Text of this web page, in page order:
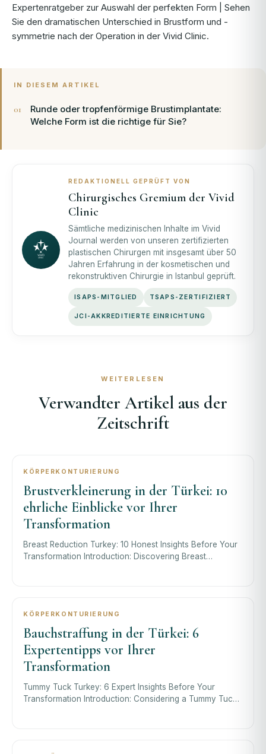
Expertenratgeber zur Auswahl der perfekten Form | Sehen
Sie den dramatischen Unterschied in Brustform und -
symmetrie nach der Operation in der Vivid Clinic.
IN DIESEM ARTIKEL
Runde oder tropfenförmige Brustimplantate:
Welche Form ist die richtige für Sie?
REDAKTIONELL GEPRÜFT VON
Chirurgisches Gremium der Vivid
Clinic
Sämtliche medizinischen Inhalte im Vivid
Journal werden von unseren zertifizierten
plastischen Chirurgen mit insgesamt über 50
Jahren Erfahrung in der kosmetischen und
rekonstruktiven Chirurgie in Istanbul geprüft.
ISAPS-MITGLIED TSAPS-ZERTIFIZIERT
JCI-AKKREDITIERTE EINRICHTUNG
WEITERLESEN
Verwandter Artikel aus der
Zeitschrift
KÖRPERKONTURIERUNG
Brustverkleinerung in der Türkei: 10
ehrliche Einblicke vor Ihrer
Transformation
Breast Reduction Turkey: 10 Honest Insights Before Your
Transformation Introduction: Discovering Breast
KÖRPERKONTURIERUNG
Bauchstraffung in der Türkei: 6
Expertentipps vor Ihrer
Transformation
Tummy Tuck Turkey: 6 Expert Insights Before Your
Transformation Introduction: Considering a Tummy Tuck